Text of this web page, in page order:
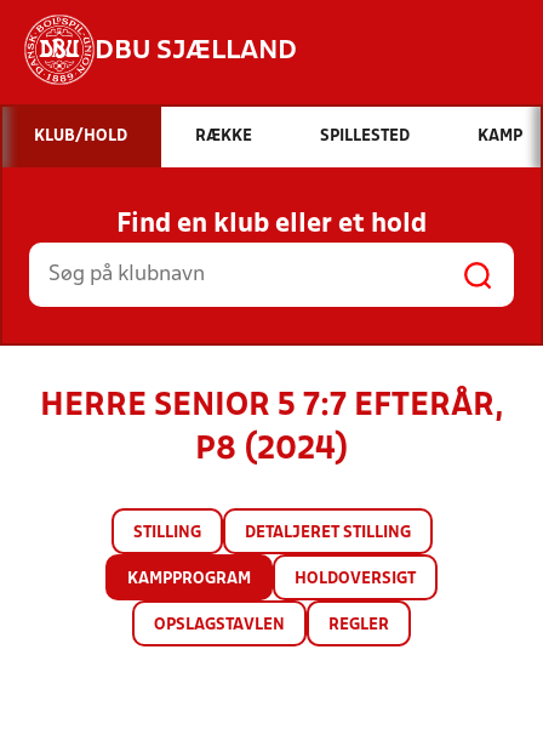
DBU SJÆLLAND
Hvad vil du søge efter?
INDHOLD OG NYHEDER
STILLINGER, RESULTATER, KLUBBER OG
HOLD
KLUB/HOLD RÆKKE SPILLESTED KAMP
Find en klub eller et hold
HERRE SENIOR 5 7:7 EFTERÅR,
P8 (2024)
STILLING DETALJERET STILLING
KAMPPROGRAM HOLDOVERSIGT
OPSLAGSTAVLEN REGLER